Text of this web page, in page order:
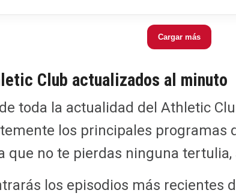
Cargar más
Club actualizados al minuto
toda la actualidad del Athletic
los principales programas
que no te pierdas ninguna
los episodios más recientes